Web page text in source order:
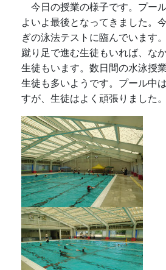
今日の授業の様子です。プー
よいよ最後となってきました。
ぎの泳法テストに臨んでいます
蹴り足で進む生徒もいれば、な
生徒もいます。数日間の水泳授
生徒も多いようです。プール中
すが、生徒はよく頑張りました。